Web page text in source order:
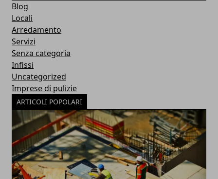
Blog
Locali
Arredamento
Servizi
Senza categoria
Infissi
Uncategorized
Imprese di pulizie
ARTICOLI POPOLARI